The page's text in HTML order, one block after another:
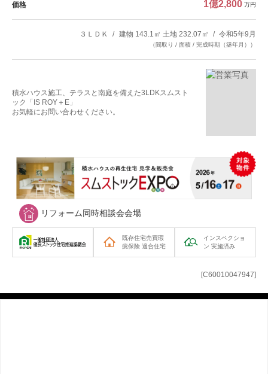
既存住宅売買瑕
疵保険 適合住宅
インスペクショ
ン 実施済み
[C60010047947]
価格 1億2,800 万円
３ＬＤＫ 建物 143.1㎡ 土地 232.07㎡ 令和5年9月
（間取り / 面積 / 完成時期（築年月））
積水ハウス施工、テラスと南庭を備えた3LDKスムスト
ック「IS ROY＋E」
お気軽にお問い合わせください。
リフォーム同時相談会会場